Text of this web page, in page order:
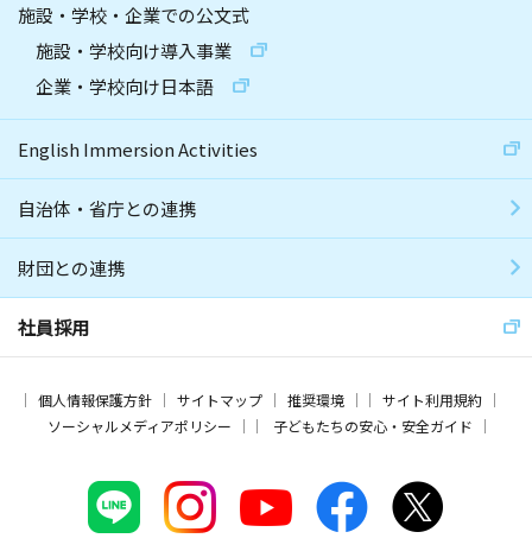
施設・学校・企業での公文式
施設・学校向け導入事業
企業・学校向け日本語
English Immersion Activities
自治体・省庁との連携
財団との連携
社員採用
個人情報保護方針 サイトマップ 推奨環境
サイト利用規約
ソーシャルメディアポリシー
子どもたちの安心・安全ガイド